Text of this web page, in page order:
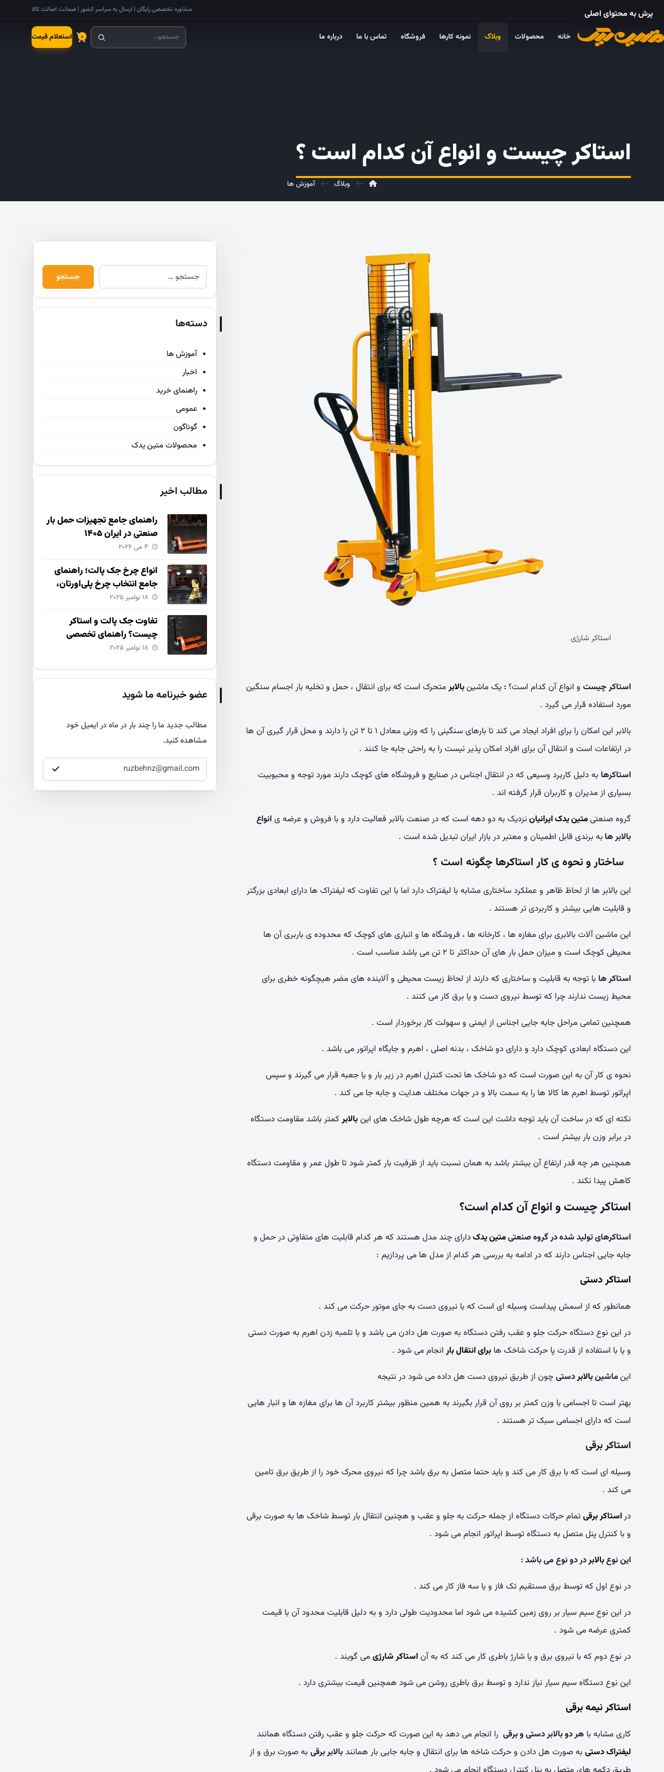
۰۲۱ – ۵۵۲۴ ۵۳۲۵ مشاوره تخصصی رایگان | ارسال به سراسر کشور | ضمانت اصالت کالا
خانه محصولات وبلاگ نمونه کارها فروشگاه تماس با ما درباره ما ۰ استعلام قیمت
پرش به محتوای اصلی
استاکر چیست و انواع آن کدام است ؟
وبلاگ آموزش ها
استاکر شارژی
استاکر چیست و انواع آن کدام است؟: یک ماشینبالابرمتحرک است که برای انتقال ، حمل و تخلیه بار اجسام سنگین
مورد استفاده قرار می گیرد .
بالابر این امکان را برای افراد ایجاد می کند تا بارهای سنگینی را که وزنی معادل ۱ تا ۲ تن را دارند و محل قرار گیری آن ها
در ارتفاعات است و انتقال آن برای افراد امکان پذیر نیست را به راحتی جابه جا کنند .
استاکرها به دلیل کاربرد وسیعی که در انتقال اجناس در صنایع و فروشگاه های کوچک دارند مورد توجه و محبوبیت
بسیاری از مدیران و کاربران قرار گرفته اند .
گروه صنعتیمتین یدک ایرانیاننزدیک به دو دهه است که در صنعت بالابر فعالیت دارد و با فروش و عرضه یانواع
بالابر هابه برندی قابل اطمینان و معتبر در بازار ایران تبدیل شده است .
ساختار و نحوه ی کار استاکرها چگونه است ؟
این بالابر ها از لحاظ ظاهر و عملکرد ساختاری مشابه با لیفتراک دارد اما با این تفاوت که لیفتراک ها دارای ابعادی بزرگتر
و قابلیت هایی بیشتر و کاربردی تر هستند .
این ماشین آلات بالابری برای مغازه ها ، کارخانه ها ، فروشگاه ها و انباری های کوچک که محدوده ی باربری آن ها
محیطی کوچک است و میزان حمل بار های آن حداکثر تا ۲ تن می باشد مناسب است .
استاکر ها با توجه به قابلیت و ساختاری که دارند از لحاظ زیست محیطی و آلاینده های مضر هیچگونه خطری برای
محیط زیست ندارند چرا که توسط نیروی دست و یا برق کار می کنند .
همچنین تمامی مراحل جابه جایی اجناس از ایمنی و سهولت کار برخوردار است .
این دستگاه ابعادی کوچک دارد و دارای دو شاخک ، بدنه اصلی ، اهرم و جایگاه اپراتور می باشد .
نحوه ی کار آن به این صورت است که دو شاخک ها تحت کنترل اهرم در زیر بار و یا جعبه قرار می گیرند و سپس
اپراتور توسط اهرم ها کالا ها را به سمت بالا و در جهات مختلف هدایت و جابه جا می کند .
نکته ای که در ساخت آن باید توجه داشت این است که هرچه طول شاخک های اینبالابرکمتر باشد مقاومت دستگاه
در برابر وزن بار بیشتر است .
همچنین هر چه قدر ارتفاع آن بیشتر باشد به همان نسبت باید از ظرفیت بار کمتر شود تا طول عمر و مقاومت دستگاه
کاهش پیدا نکند .
استاکر چیست و انواع آن کدام است؟
استاکرهای تولید شده در گروه صنعتیمتین یدکدارای چند مدل هستند که هر کدام قابلیت های متفاوتی در حمل و
جابه جایی اجناس دارند که در ادامه به بررسی هر کدام از مدل ها می پردازیم :
استاکر دستی
همانطور که از اسمش پیداست وسیله ای است که با نیروی دست به جای موتور حرکت می کند .
در این نوع دستگاه حرکت جلو و عقب رفتن دستگاه به صورت هل دادن می باشد و با تلمبه زدن اهرم به صورت دستی
و یا با استفاده از قدرت پا حرکت شاخک هابرای انتقال بارانجام می شود .
اینماشینبالابردستیچون از طریق نیروی دست هل داده می شود در نتیجه
بهتر است تا اجسامی با وزن کمتر بر روی آن قرار بگیرند به همین منظور بیشتر کاربرد آن ها برای مغازه ها و انبار هایی
است که دارای اجسامی سبک تر هستند .
استاکر برقی
وسیله ای است که با برق کار می کند و باید حتما متصل به برق باشد چرا که نیروی محرک خود را از طریق برق تامین
می کند .
در استاکر برقیتمام حرکات دستگاه از جمله حرکت به جلو و عقب و هچنین انتقال بار توسط شاخک ها به صورت برقی
و با کنترل پنل متصل به دستگاه توسط اپراتور انجام می شود .
این نوعبالابردر دو نوع می باشد:
در نوع اول که توسط برق مستقیم تک فاز و یا سه فاز کار می کند .
در این نوع سیم سیار بر روی زمین کشیده می شود اما محدودیت طولی دارد و به دلیل قابلیت محدود آن با قیمت
کمتری عرضه می شود .
در نوع دوم که با نیروی برق و یا شارژ باطری کار می کند که به آناستاکر شارژیمی گویند .
این نوع دستگاه سیم سیار نیاز ندارد و توسط برق باطری روشن می شود همچنین قیمت بیشتری دارد .
استاکر نیمه برقی
کاری مشابه باهر دو بالابر دستی و برقی را انجام می دهد به این صورت که حرکت جلو و عقب رفتن دستگاه همانند
لیفتراک دستیبه صورت هل دادن و حرکت شاخه ها برای انتقال و جابه جایی بار همانندبالابر برقیبه صورت برق و از
دسته‌ها
آموزش ها
اخبار
راهنمای خرید
عمومی
گوناگون
محصولات متین یدک
مطالب اخیر
راهنمای جامع تجهیزات حمل بار
صنعتی در ایران ۱۴۰۵
۴ می ۲۰۲۶
انواع چرخ جک پالت؛ راهنمای
جامع انتخاب چرخ پلی‌اورتان،
نایلون و چدنی
۱۸ نوامبر ۲۰۲۵
تفاوت جک پالت و استاکر
چیست؟ راهنمای تخصصی
انتخاب و خرید
۱۸ نوامبر ۲۰۲۵
عضو خبرنامه ما شوید
مطالب جدید ما را چند بار در ماه در ایمیل خود
مشاهده کنید.